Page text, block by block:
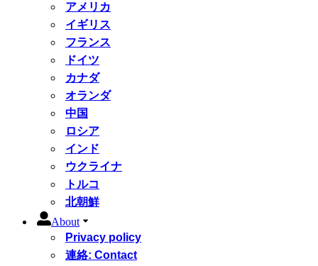
アメリカ
イギリス
フランス
ドイツ
カナダ
オランダ
中国
ロシア
インド
ウクライナ
トルコ
北朝鮮
About
Privacy policy
連絡: Contact